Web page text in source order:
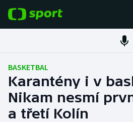
Fotbal
Hokej
Tenis
BASKETBAL
Karantény i v
Nikam nesmí
a třetí Kolín